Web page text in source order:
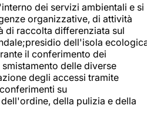
dei servizi ambientali e si
organizzative, di attività
di raccolta differenziata sul
dell'isola
il conferimento dei
delle diverse
degli accessi tramite
su
della pulizia e della